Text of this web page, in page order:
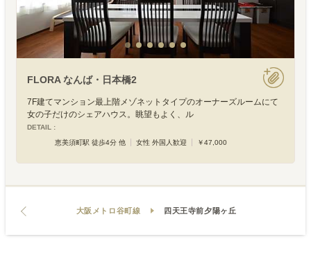
FLORA なんば・日本橋2
7F建てマンション最上階メゾネットタイプのオーナーズルームにて
女の子だけのシェアハウス。眺望もよく、ル
DETAIL :
恵美須町駅 徒歩4分 他
女性 外国人歓迎 ￥47,000
大阪メトロ谷町線 四天王寺前夕陽ヶ丘